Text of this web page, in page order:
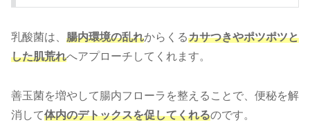
乳酸菌は、 腸内環境の乱れからくるカサつきやポツポツと
した肌荒れへアプローチしてくれます。
善玉菌を増やして腸内フローラを整えることで、便秘を解
消して体内のデトックスを促してくれるのです。